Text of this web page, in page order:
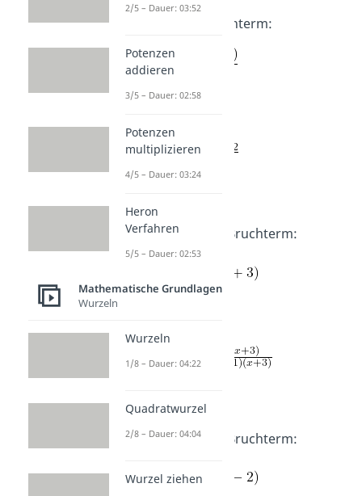
den Bruchterm:
Lösung:
D =
Erweitere den Bruchterm:
Lösung:
Erweitereden Bruchterm:
2/5 – Dauer: 03:52
Potenzen
addieren
3/5 – Dauer: 02:58
Potenzen
multiplizieren
4/5 – Dauer: 03:24
Heron
Verfahren
5/5 – Dauer: 02:53
Mathematische Grundlagen
Wurzeln
Wurzeln
1/8 – Dauer: 04:22
Quadratwurzel
2/8 – Dauer: 04:04
Wurzel ziehen